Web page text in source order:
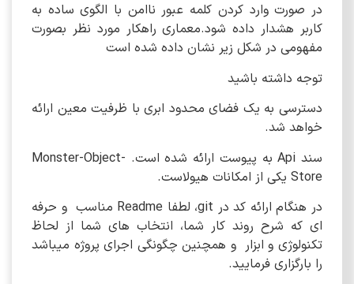
در صورت وارد کردن کلمه عبور ناامن با الگوی ساده به
کاربر هشدار داده شود.معماری راهکار مورد نظر بصورت
مفهومی در شکل زیر نشان داده شده است
توجه داشته باشید
دسترسی به یک فضای محدود ابری با ظرفیت معین ارائه
خواهد شد.
سند Api به پیوست ارائه شده است. Monster-Object-
Store یکی از امکانات هیولاست.
در هنگام ارائه کد در git، لطفا Readme مناسب و حرفه
ای که شرح روند کار شما، انتخاب های شما از لحاظ
تکنولوژی و ابزار و همچنین چگونگی اجرای پروژه میباشد
را بارگزاری فرمایید.